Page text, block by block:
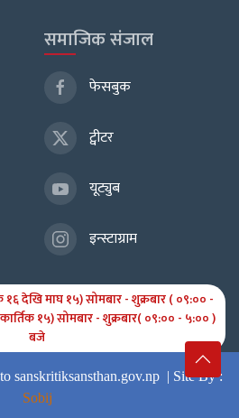
समाजिक संजाल
फेसबुक
ट्वीटर
यूट्युब
इन्स्टाग्राम
देखि माघ १५) सोमबार - शुक्रबार ( ०९:०० -
१५) सोमबार - शुक्रबार( ०९:०० - ५:०० )
बजे
sanskritiksansthan.gov.np | Site By :
Sobij